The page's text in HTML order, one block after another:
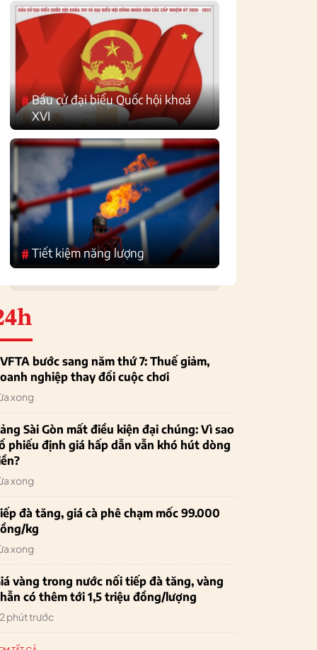
#Bầu cử đại biểu Quốc hội khoá
XVI
#Tiết kiệm năng lượng
bước sang năm thứ 7: Thuế giảm,
nghiệp thay đổi cuộc chơi
xong
Sài Gòn mất điều kiện đại chúng: Vì sao
phiếu định giá hấp dẫn vẫn khó hút dòng
xong
đà tăng, giá cà phê chạm mốc 99.000
kg
xong
vàng trong nước nối tiếp đà tăng, vàng
có thêm tới 1,5 triệu đồng/lượng
phút trước